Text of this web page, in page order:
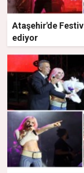
Ataşehir'de
ediyor